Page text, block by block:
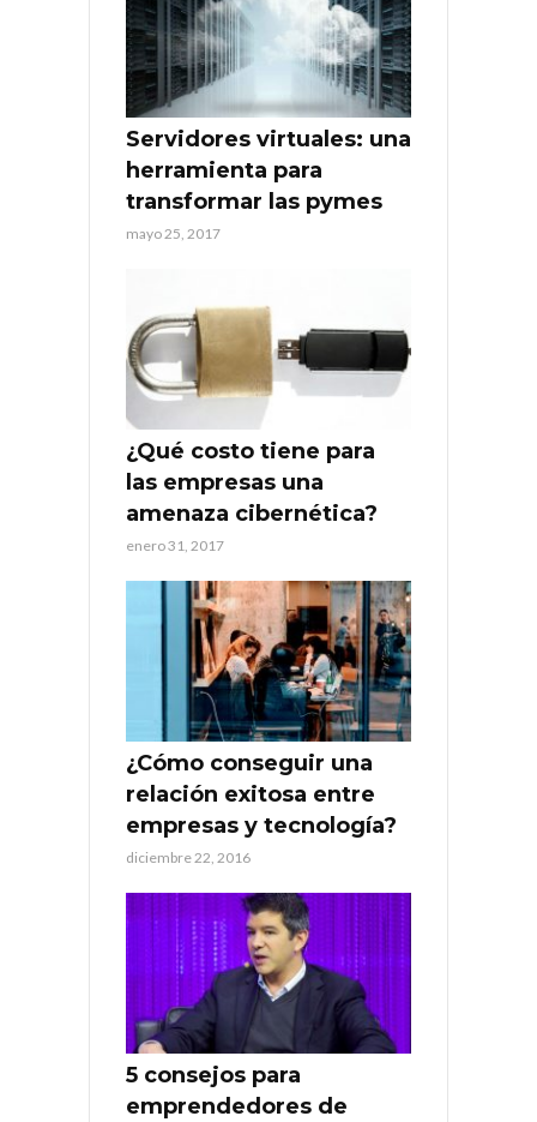
Servidores virtuales: una
herramienta para
transformar las pymes
mayo 25, 2017
¿Qué costo tiene para
las empresas una
amenaza cibernética?
enero 31, 2017
¿Cómo conseguir una
relación exitosa entre
empresas y tecnología?
diciembre 22, 2016
5 consejos para
emprendedores de